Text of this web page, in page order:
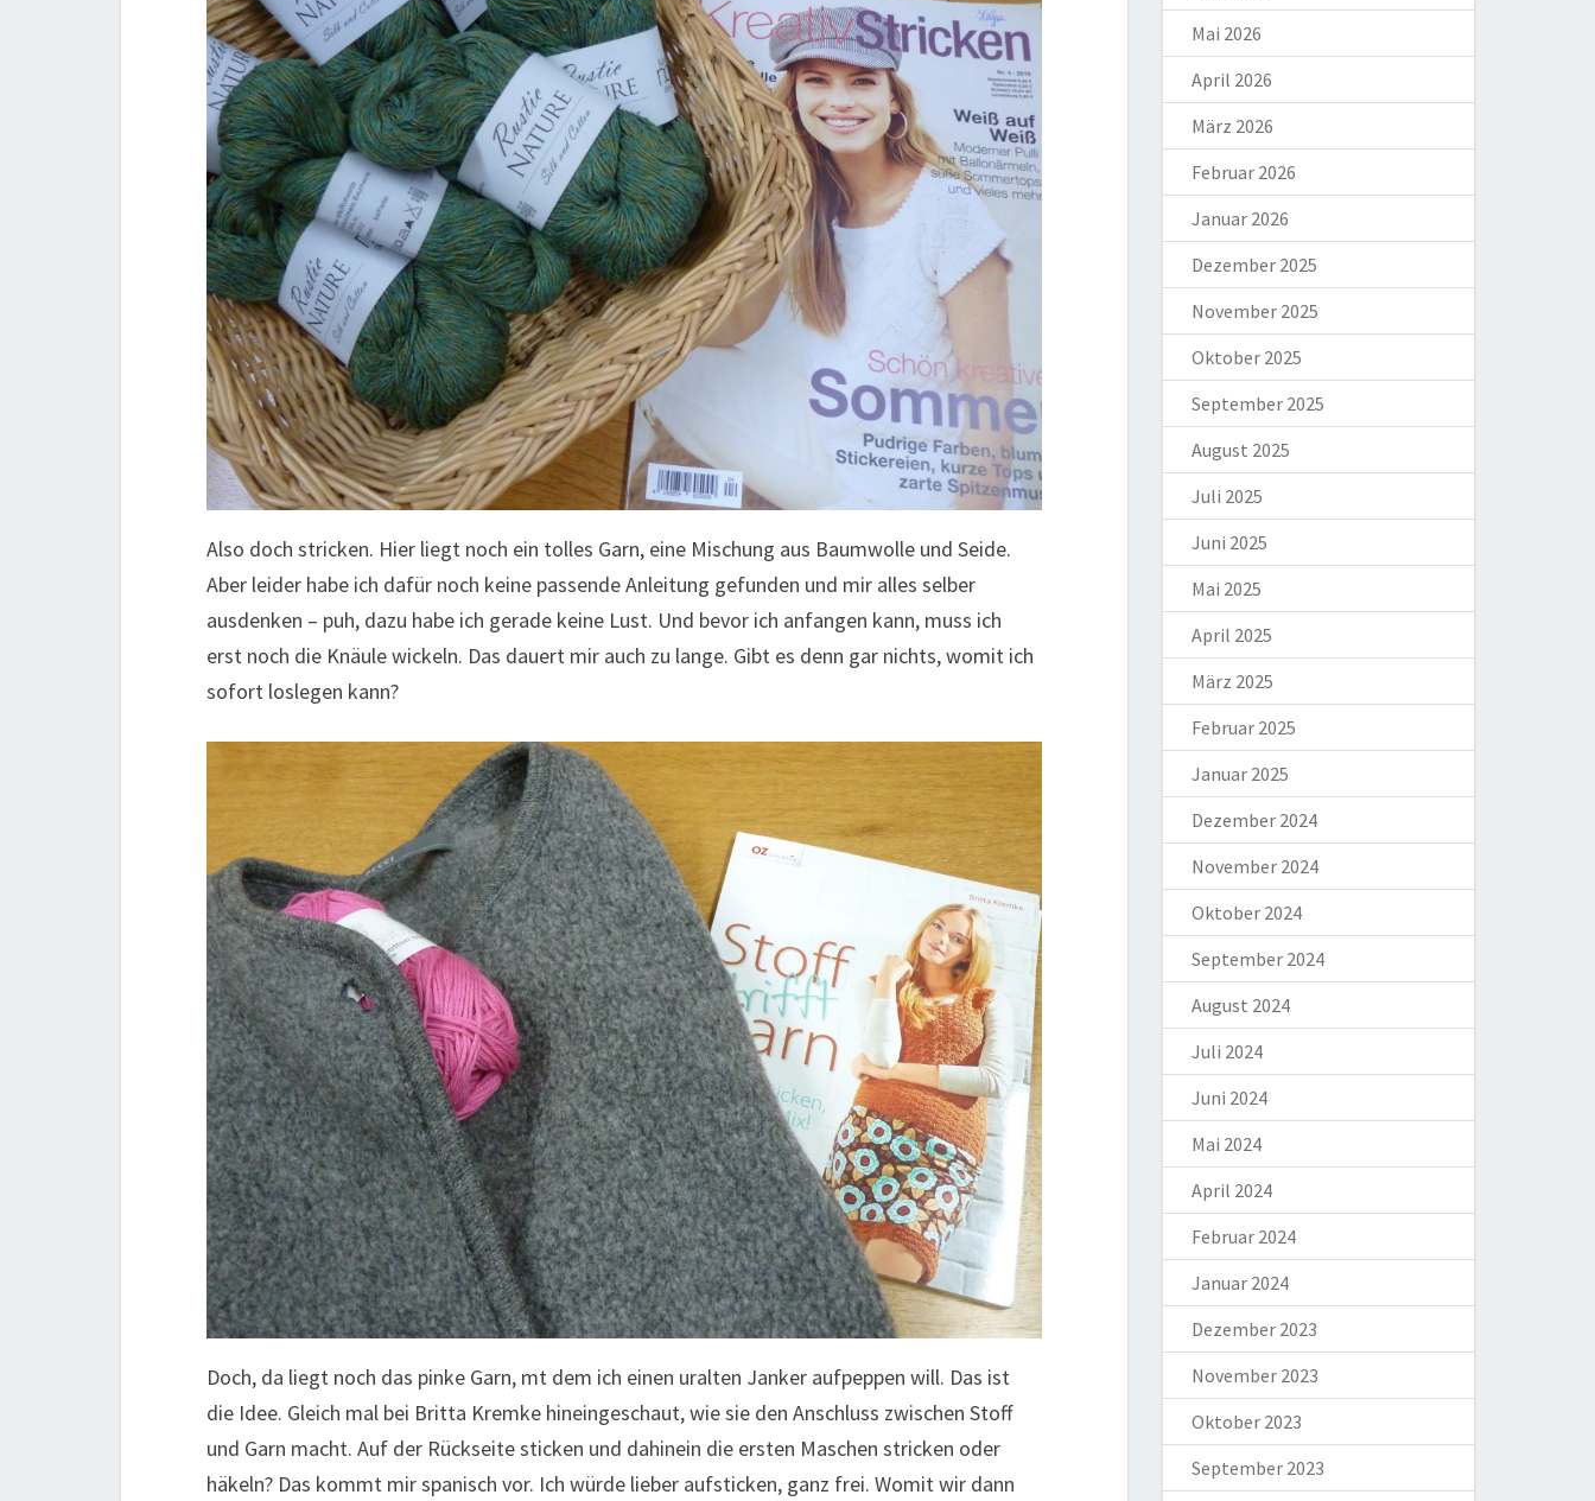
Also doch stricken. Hier liegt noch ein tolles Garn, eine Mischung aus Baumwolle und Seide.
Aber leider habe ich dafür noch keine passende Anleitung gefunden und mir alles selber
ausdenken – puh, dazu habe ich gerade keine Lust. Und bevor ich anfangen kann, muss ich
erst noch die Knäule wickeln. Das dauert mir auch zu lange. Gibt es denn gar nichts, womit ich
sofort loslegen kann?
Doch, da liegt noch das pinke Garn, mt dem ich einen uralten Janker aufpeppen will. Das ist
die Idee. Gleich mal bei Britta Kremke hineingeschaut, wie sie den Anschluss zwischen Stoff
und Garn macht. Auf der Rückseite sticken und dahinein die ersten Maschen stricken oder
häkeln? Das kommt mir spanisch vor. Ich würde lieber aufsticken, ganz frei. Womit wir dann
Mai 2026
April 2026
März 2026
Februar 2026
Januar 2026
Dezember 2025
November 2025
Oktober 2025
September 2025
August 2025
Juli 2025
Juni 2025
Mai 2025
April 2025
März 2025
Februar 2025
Januar 2025
Dezember 2024
November 2024
Oktober 2024
September 2024
August 2024
Juli 2024
Juni 2024
Mai 2024
April 2024
Februar 2024
Januar 2024
Dezember 2023
November 2023
Oktober 2023
September 2023